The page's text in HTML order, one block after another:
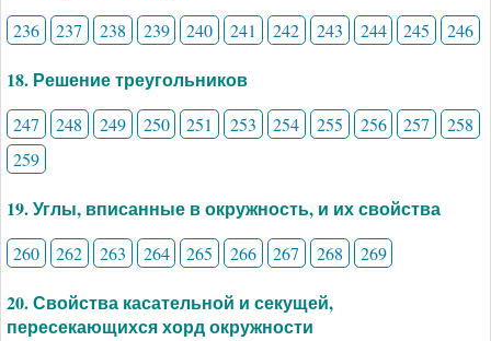
236 237 238 239 240 241 242 243 244 245 246
18. Решение треугольников
247 248 249 250 251 253 254 255 256 257
258
259
19. Углы, вписанные в окружность, и их свойства
260 262 263 264 265 266 267 268 269
20. Свойства касательной и секущей,
пересекающихся хорд окружности